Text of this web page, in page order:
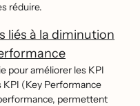
réduire.
liés à la diminution
pour améliorer les KPI
KPI (Key Performance
permettent